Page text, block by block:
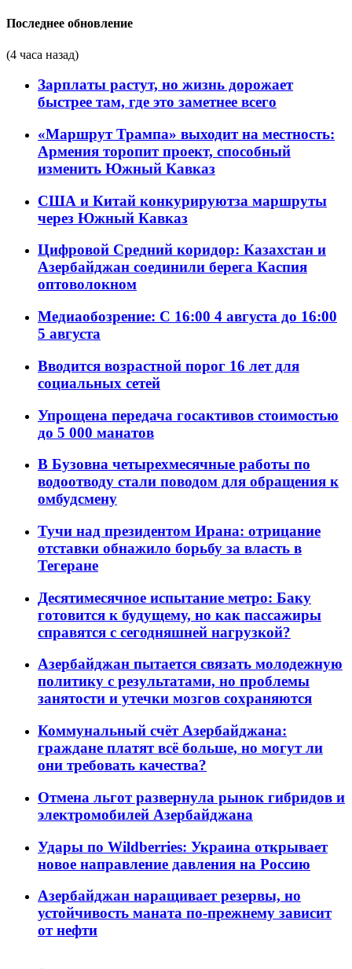
Последнее обновление
(4 часа назад)
Зарплаты растут, но жизнь дорожает
быстрее там, где это заметнее всего
«Маршрут Трампа» выходит на местность:
Армения торопит проект, способный
изменить Южный Кавказ
США и Китай конкурируютза маршруты
через Южный Кавказ
Цифровой Средний коридор: Казахстан и
Азербайджан соединили берега Каспия
оптоволокном
Медиаобозрение: С 16:00 4 августа до 16:00
5 августа
Вводится возрастной порог 16 лет для
социальных сетей
Упрощена передача госактивов стоимостью
до 5 000 манатов
В Бузовна четырехмесячные работы по
водоотводу стали поводом для обращения к
омбудсмену
Тучи над президентом Ирана: отрицание
отставки обнажило борьбу за власть в
Тегеране
Десятимесячное испытание метро: Баку
готовится к будущему, но как пассажиры
справятся с сегодняшней нагрузкой?
Азербайджан пытается связать молодежную
политику с результатами, но проблемы
занятости и утечки мозгов сохраняются
Коммунальный счёт Азербайджана:
граждане платят всё больше, но могут ли
они требовать качества?
Отмена льгот развернула рынок гибридов и
электромобилей Азербайджана
Удары по Wildberries: Украина открывает
новое направление давления на Россию
Азербайджан наращивает резервы, но
устойчивость маната по-прежнему зависит
от нефти